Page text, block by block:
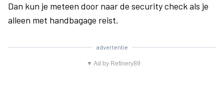
Dan kun je meteen door naar de security check als je
alleen met handbagage reist.
advertentie
▼ Ad by Refinery89